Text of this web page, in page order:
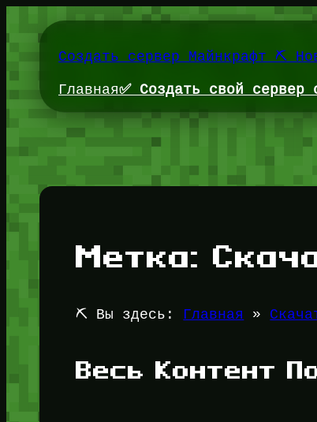
к
содержимомуСоздать сервер Майнкрафт ⛏️
Главная✅ Создать свой сервер
Метка:
⛏️ Вы здесь: Главная »
Весь Контент